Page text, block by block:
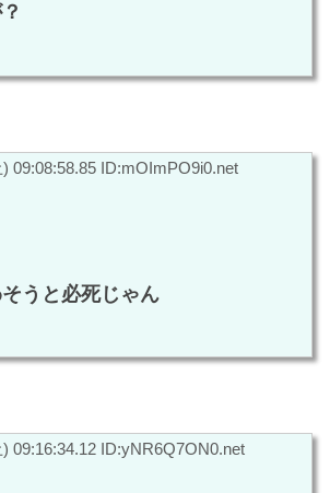
09:08:58.85 ID:mOImPO9i0.net
うと必死じゃん
09:16:34.12 ID:yNR6Q7ON0.net